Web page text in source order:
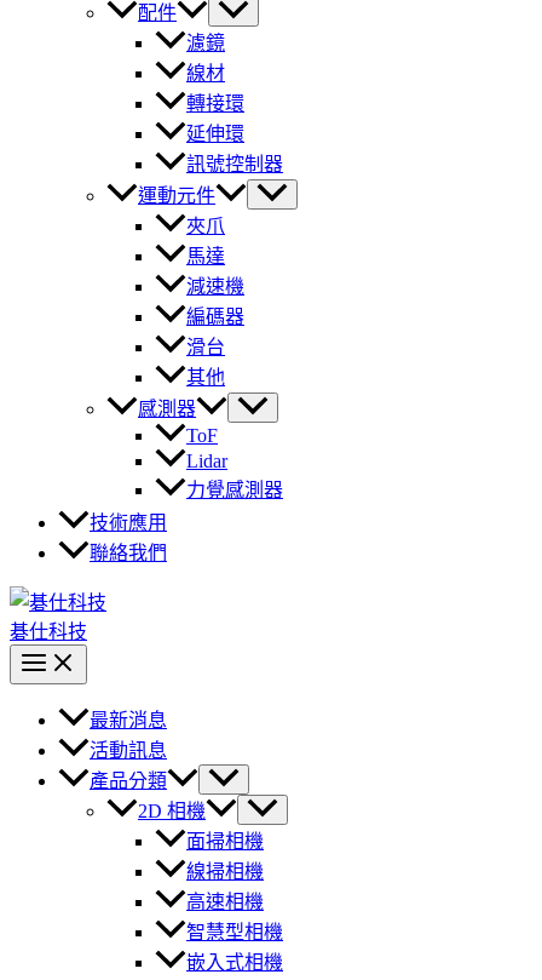
配件
濾鏡
線材
轉接環
延伸環
訊號控制器
運動元件
夾爪
馬達
減速機
編碼器
滑台
其他
感測器
ToF
Lidar
力覺感測器
技術應用
聯絡我們
碁仕科技
最新消息
活動訊息
產品分類
2D 相機
面掃相機
線掃相機
高速相機
智慧型相機
嵌入式相機